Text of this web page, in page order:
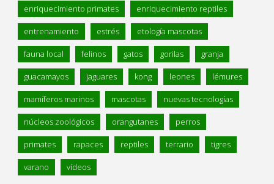
enriquecimiento primates enriquecimiento reptiles
entrenamiento estrés etología mascotas
fauna local felinos gatos gorilas granja
guacamayos jaguares kong leones lémures
mamíferos marinos mascotas nuevas tecnologías
núcleos zoológicos orangutanes perros
primates rapaces reptiles terrario tigres
varano vídeos